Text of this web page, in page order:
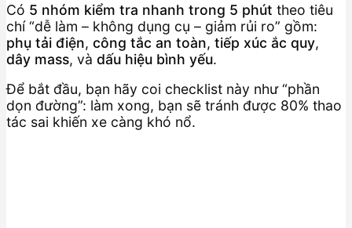
Có 5 nhóm kiểm tra nhanh trong 5 phút theo tiêu
chí “dễ làm – không dụng cụ – giảm rủi ro” gồm:
phụ tải điện, công tắc an toàn, tiếp xúc ắc quy,
dây mass, và dấu hiệu bình yếu.
Để bắt đầu, bạn hãy coi checklist này như “phần
dọn đường”: làm xong, bạn sẽ tránh được 80% thao
tác sai khiến xe càng khó nổ.